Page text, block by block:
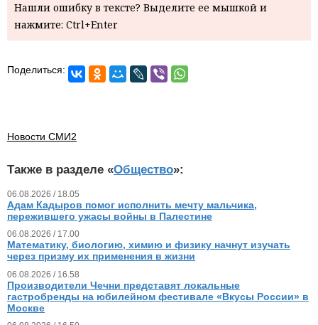
Нашли ошибку в тексте? Выделите ее мышкой и
нажмите: Ctrl+Enter
Поделиться:
Новости СМИ2
Также в разделе «Общество»:
06.08.2026 / 18.05
Адам Кадыров помог исполнить мечту мальчика,
пережившего ужасы войны в Палестине
06.08.2026 / 17.00
Математику, биологию, химию и физику начнут изучать
через призму их применения в жизни
06.08.2026 / 16.58
Производители Чечни представят локальные
гастробренды на юбилейном фестивале «Вкусы России» в
Москве